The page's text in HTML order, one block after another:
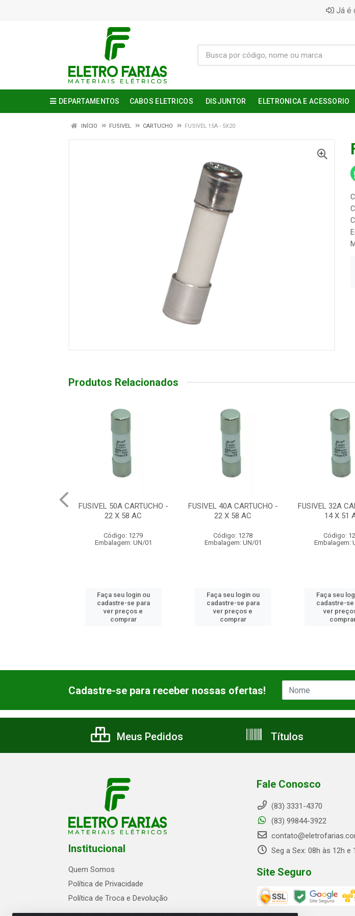
Já é
DEPARTAMENTOS CABOS ELETRICOS DISJUNTOR ELETRONICA E ACESSORIO
INÍCIO FUSIVEL CARTUCHO FUSIVEL 15A - 5X20
Produtos Relacionados
FUSIVEL 50A CARTUCHO -
22 X 58 AC
Código: 1279
Embalagem: UN/01
Faça seu login ou
cadastre-se para
ver preços e
comprar
FUSIVEL 40A CARTUCHO -
22 X 58 AC
Código: 1278
Embalagem: UN/01
Faça seu login ou
cadastre-se para
ver preços e
comprar
FUSIVEL 32A
14 X 51
Código:
Embalagem:
Faça seu
cadastre-se
ver
Cadastre-se para receber nossas ofertas!
Meus Pedidos Títulos
Institucional
Quem Somos
Política de Privacidade
Política de Troca e Devolução
Fale Conosco
(83) 3331-4370
(83) 99844-3922
Seg a Sex: 08h às 12h e
Site Seguro